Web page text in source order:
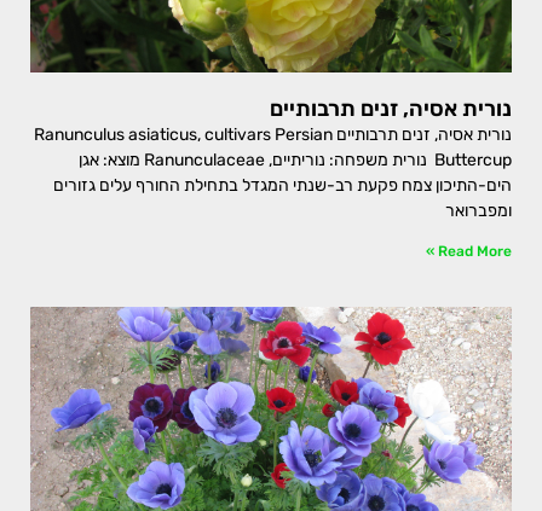
נורית אסיה, זנים תרבותיים
נורית אסיה, זנים תרבותיים Ranunculus asiaticus, cultivars Persian
Buttercup נורית משפחה: נוריתיים, Ranunculaceae מוצא: אגן
הים-התיכון צמח פקעת רב-שנתי המגדל בתחילת החורף עלים גזורים
ומפברואר
Read More »